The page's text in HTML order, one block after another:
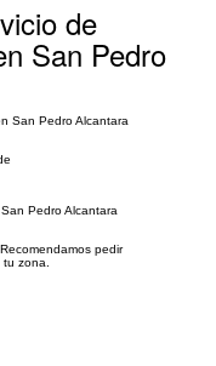
de
San Pedro
San Pedro Alcantara
Pedro Alcantara
pedir
zona.